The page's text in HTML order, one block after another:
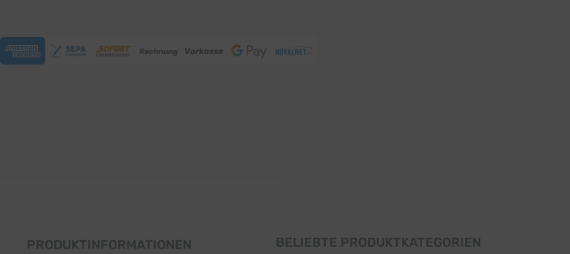
PRODUKTINFORMATIONEN BELIEBTE PRODUKTKATEGORIEN